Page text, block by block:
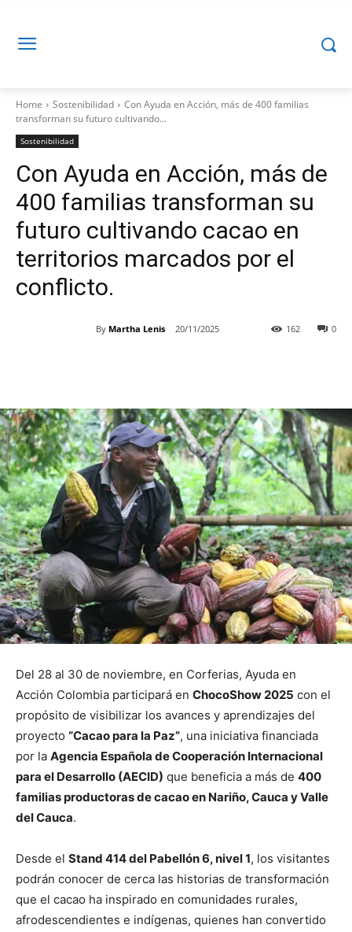
Home Sostenibilidad
Con Ayuda en Acción, más de 400 familias
transforman su futuro cultivando...
Sostenibilidad
Con Ayuda en Acción, más de
400 familias transforman su
futuro cultivando cacao en
territorios marcados por el
conflicto.
By Martha Lenis 20/11/2025 0
162
Del 28 al 30 de noviembre, en Corferias, Ayuda en
Acción Colombia participará en ChocoShow 2025 con el
propósito de visibilizar los avances y aprendizajes del
proyecto “Cacao para la Paz”, una iniciativa financiada
por la Agencia Española de Cooperación Internacional
para el Desarrollo (AECID) que beneficia a más de 400
familias productoras de cacao en Nariño, Cauca y Valle
del Cauca.
Desde el Stand 414 del Pabellón 6, nivel 1, los visitantes
podrán conocer de cerca las historias de transformación
que el cacao ha inspirado en comunidades rurales,
afrodescendientes e indígenas, quienes han convertido